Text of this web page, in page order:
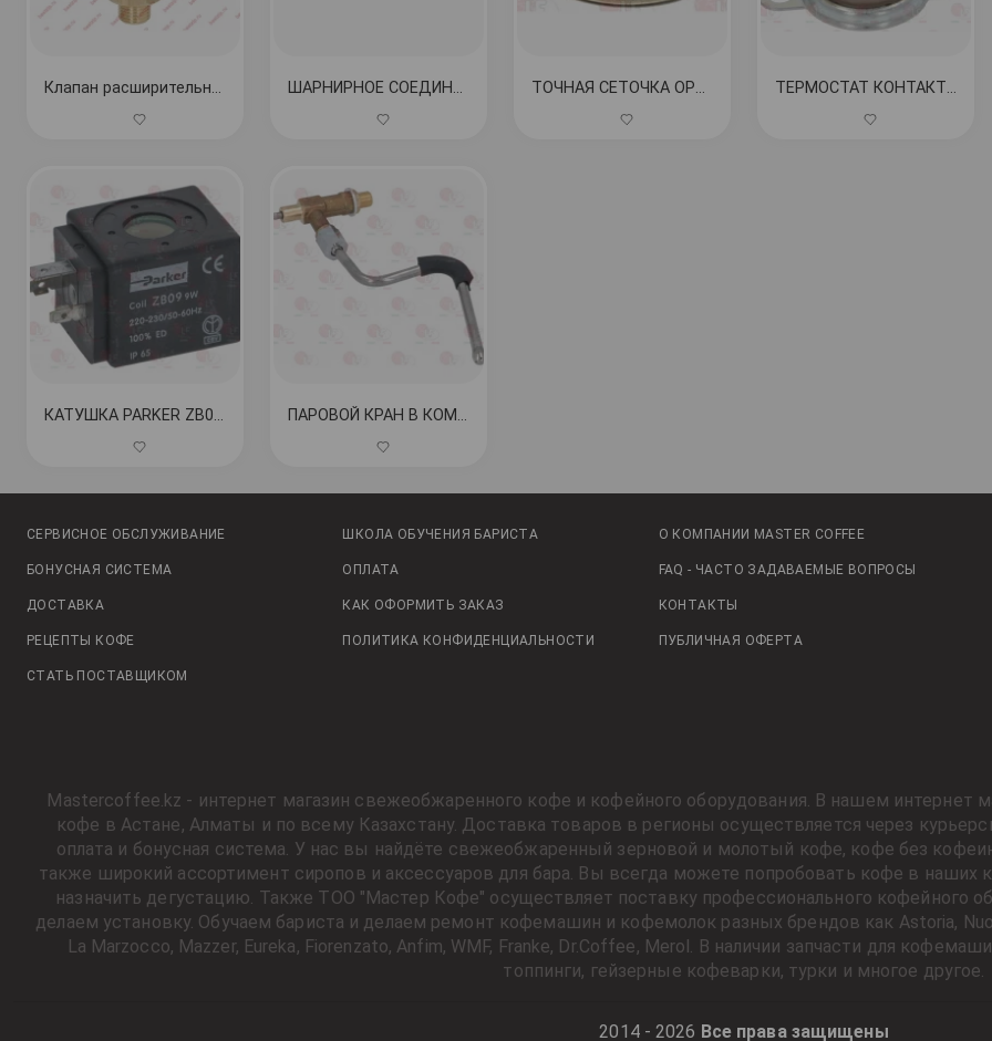
Клапан расширительный 1/4"M-1/4"M ШАРНИРНОЕ СОЕДИНЕНИЕ ø 3/8" КОД: 1349516 ТОЧНАЯ СЕТОЧКА ОРОШИТЕЛЯ ø 51,5 мм КОД: 1460205 ТЕРМОСТАТ КОНТАКТНЫЙ 135°C 16А 250В КОД: 1444535
КАТУШКА PARKER ZB09 9Вт 220/240В 50/60Гц КОД: 3120032 ПАРОВОЙ КРАН В КОМПЛЕКТЕ КОД: 1548135
СЕРВИСНОЕ ОБСЛУЖИВАНИЕ ШКОЛА ОБУЧЕНИЯ БАРИСТА О КОМПАНИИ MASTER COFFEE
БОНУСНАЯ СИСТЕМА ОПЛАТА FAQ - ЧАСТО ЗАДАВАЕМЫЕ ВОПРОСЫ
ДОСТАВКА КАК ОФОРМИТЬ ЗАКАЗ КОНТАКТЫ
РЕЦЕПТЫ КОФЕ ПОЛИТИКА КОНФИДЕНЦИАЛЬНОСТИ ПУБЛИЧНАЯ ОФЕРТА
СТАТЬ ПОСТАВЩИКОМ
Mastercoffee.kz - интернет магазин свежеобжаренного кофе и кофейного оборудования. В нашем
кофе в Астане, Алматы и по всему Казахстану. Доставка товаров в регионы осуществляется через
оплата и бонусная система. У нас вы найдёте свежеобжаренный зерновой и молотый кофе, кофе без
также широкий ассортимент сиропов и аксессуаров для бара. Вы всегда можете попробовать кофе в наших
назначить дегустацию. Также ТОО "Мастер Кофе" осуществляет поставку профессионального кофейного
делаем установку. Обучаем бариста и делаем ремонт кофемашин и кофемолок разных брендов как Astoria,
La Marzocco, Mazzer, Eureka, Fiorenzato, Anfim, WMF, Franke, Dr.Coffee, Merol. В наличии запчасти для
топпинги, гейзерные кофеварки, турки и многое другое.
2014 - 2026 Все права защищены